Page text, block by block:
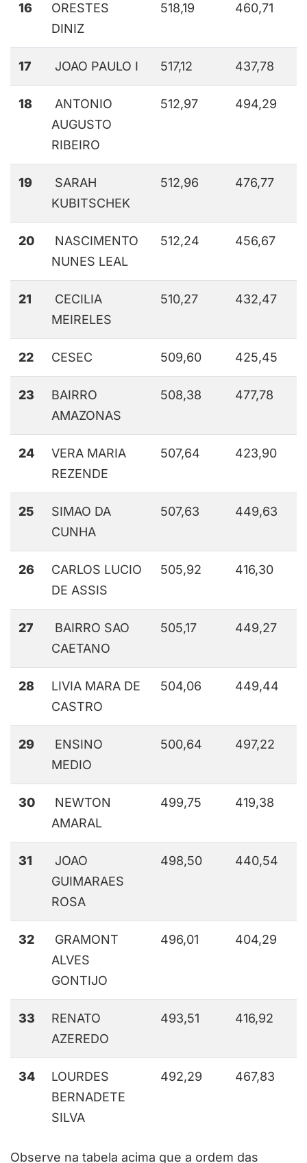
16
ORESTES
DINIZ
518,19 460,71
17 JOAO PAULO I 517,12 437,78
18
ANTONIO
AUGUSTO
RIBEIRO
512,97 494,29
19
SARAH
KUBITSCHEK
512,96 476,77
20
NASCIMENTO
NUNES LEAL
512,24 456,67
21
CECILIA
MEIRELES
510,27 432,47
22 CESEC 509,60 425,45
23
BAIRRO
AMAZONAS
508,38 477,78
24
VERA MARIA
REZENDE
507,64 423,90
25
SIMAO DA
CUNHA
507,63 449,63
26
CARLOS LUCIO
DE ASSIS
505,92 416,30
27
BAIRRO SAO
CAETANO
505,17 449,27
28
LIVIA MARA DE
CASTRO
504,06 449,44
29
ENSINO
MEDIO
500,64 497,22
30
NEWTON
AMARAL
499,75 419,38
31
JOAO
GUIMARAES
ROSA
498,50 440,54
32
GRAMONT
ALVES
GONTIJO
496,01 404,29
33
RENATO
AZEREDO
493,51 416,92
34
LOURDES
BERNADETE
SILVA
492,29 467,83
Observe na tabela acima que a ordem das